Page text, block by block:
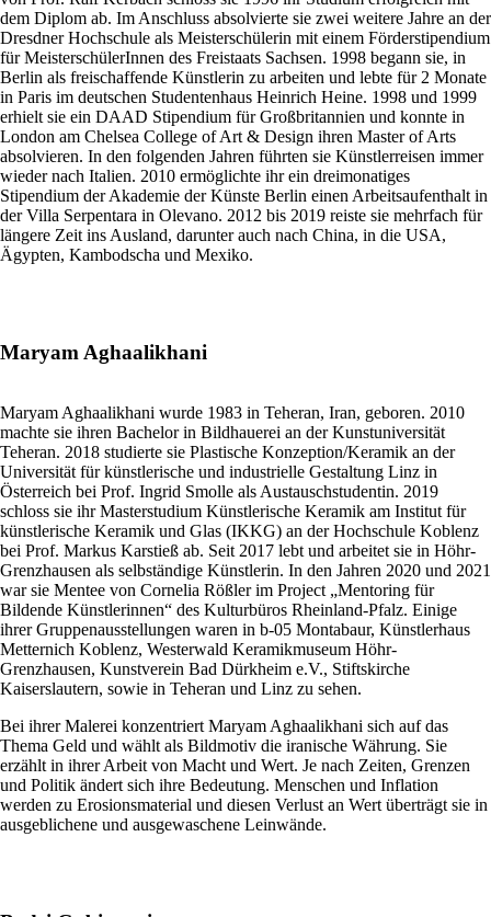
dem Diplom ab. Im Anschluss absolvierte sie zwei weitere Jahre an der
Dresdner Hochschule als Meisterschülerin mit einem Förderstipendium
für MeisterschülerInnen des Freistaats Sachsen. 1998 begann sie, in
Berlin als freischaffende Künstlerin zu arbeiten und lebte für 2 Monate
in Paris im deutschen Studentenhaus Heinrich Heine. 1998 und 1999
erhielt sie ein DAAD Stipendium für Großbritannien und konnte in
London am Chelsea College of Art & Design ihren Master of Arts
absolvieren. In den folgenden Jahren führten sie Künstlerreisen immer
wieder nach Italien. 2010 ermöglichte ihr ein dreimonatiges
Stipendium der Akademie der Künste Berlin einen Arbeitsaufenthalt in
der Villa Serpentara in Olevano. 2012 bis 2019 reiste sie mehrfach für
längere Zeit ins Ausland, darunter auch nach China, in die USA,
Ägypten, Kambodscha und Mexiko.
Maryam Aghaalikhani
Maryam Aghaalikhani wurde 1983 in Teheran, Iran, geboren. 2010
machte sie ihren Bachelor in Bildhauerei an der Kunstuniversität
Teheran. 2018 studierte sie Plastische Konzeption/Keramik an der
Universität für künstlerische und industrielle Gestaltung Linz in
Österreich bei Prof. Ingrid Smolle als Austauschstudentin. 2019
schloss sie ihr Masterstudium Künstlerische Keramik am Institut für
künstlerische Keramik und Glas (IKKG) an der Hochschule Koblenz
bei Prof. Markus Karstieß ab. Seit 2017 lebt und arbeitet sie in Höhr-
Grenzhausen als selbständige Künstlerin. In den Jahren 2020 und 2021
war sie Mentee von Cornelia Rößler im Project „Mentoring für
Bildende Künstlerinnen“ des Kulturbüros Rheinland-Pfalz. Einige
ihrer Gruppenausstellungen waren in b-05 Montabaur, Künstlerhaus
Metternich Koblenz, Westerwald Keramikmuseum Höhr-
Grenzhausen, Kunstverein Bad Dürkheim e.V., Stiftskirche
Kaiserslautern, sowie in Teheran und Linz zu sehen.
Bei ihrer Malerei konzentriert Maryam Aghaalikhani sich auf das
Thema Geld und wählt als Bildmotiv die iranische Währung. Sie
erzählt in ihrer Arbeit von Macht und Wert. Je nach Zeiten, Grenzen
und Politik ändert sich ihre Bedeutung. Menschen und Inflation
werden zu Erosionsmaterial und diesen Verlust an Wert überträgt sie in
ausgeblichene und ausgewaschene Leinwände.